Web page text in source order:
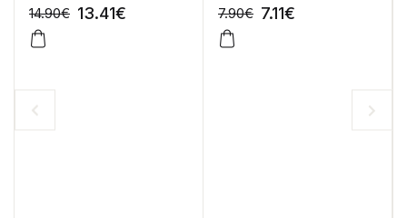
14.90€ 13.41€
-10%
7.90€ 7.11€